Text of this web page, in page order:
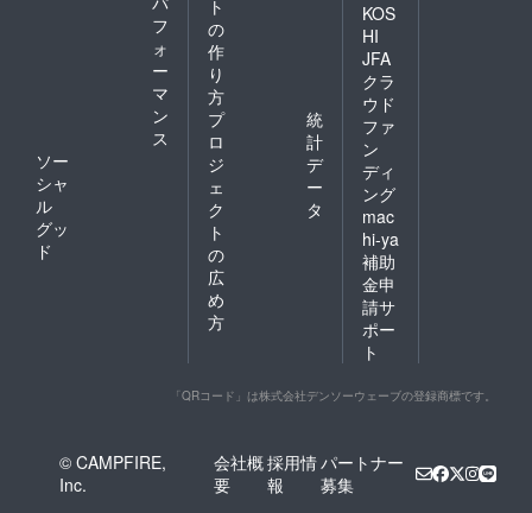
フ
ォ
ー
マ
ン
ス
ソー
シャ
ル
グッ
ド
ト
の
作
り
方
プ
ロ
ジ
ェ
ク
ト
の
広
め
方
統
計
デ
ー
タ
KOS
HI
JFA
クラ
ウド
ファ
ン
ディ
ング
mac
hi-ya
補助
金申
請サ
ポー
ト
「QRコード」は株式会社デンソーウェーブの登録商標です。
© CAMPFIRE,
Inc.
会社概
要
採用情
報
パートナー
募集